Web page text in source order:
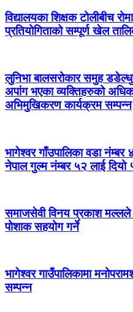
विद्यालयका शिक्षक टोलीबीच
प्रतियोगिताको सम्पूर्ण खेल
लुनिभा बालसरोकार समुह
अपांग भएका व्यक्तिहरुको
अभिमुखिकरण कार्यक्रम सम्पन्न
भागेश्वर गाँउपालिका वडा
नेपाल गुल्म नंम्बर ५२ लाई
समाजसेवी विनय प्रकाश मल्लले
पोशाक सहयोग गर्ने
भागेश्वर गाउँपालिकामा
सम्पन्न